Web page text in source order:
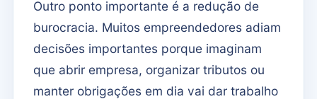
Outro ponto importante é a redução de
burocracia. Muitos empreendedores adiam
decisões importantes porque imaginam
que abrir empresa, organizar tributos ou
manter obrigações em dia vai dar trabalho